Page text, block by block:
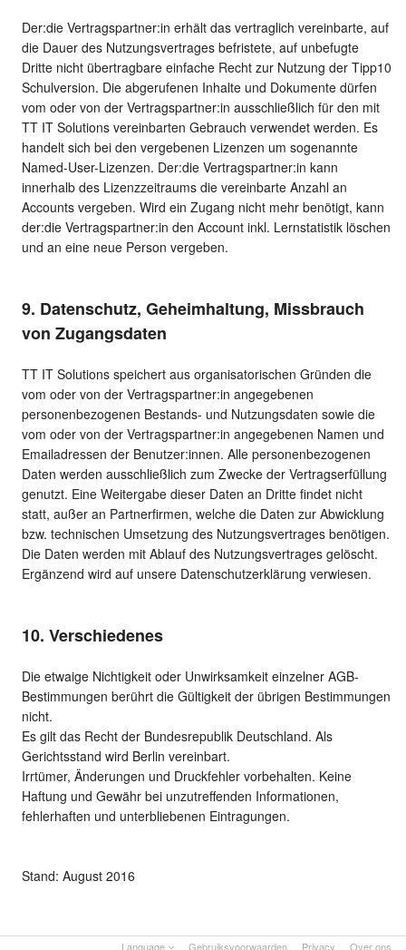
Der:die Vertragspartner:in erhält das vertraglich vereinbarte, auf
die Dauer des Nutzungsvertrages befristete, auf unbefugte
Dritte nicht übertragbare einfache Recht zur Nutzung der Tipp10
Schulversion. Die abgerufenen Inhalte und Dokumente dürfen
vom oder von der Vertragspartner:in ausschließlich für den mit
TT IT Solutions vereinbarten Gebrauch verwendet werden. Es
handelt sich bei den vergebenen Lizenzen um sogenannte
Named-User-Lizenzen. Der:die Vertragspartner:in kann
innerhalb des Lizenzzeitraums die vereinbarte Anzahl an
Accounts vergeben. Wird ein Zugang nicht mehr benötigt, kann
der:die Vertragspartner:in den Account inkl. Lernstatistik löschen
und an eine neue Person vergeben.
9. Datenschutz, Geheimhaltung, Missbrauch
von Zugangsdaten
TT IT Solutions speichert aus organisatorischen Gründen die
vom oder von der Vertragspartner:in angegebenen
personenbezogenen Bestands- und Nutzungsdaten sowie die
vom oder von der Vertragspartner:in angegebenen Namen und
Emailadressen der Benutzer:innen. Alle personenbezogenen
Daten werden ausschließlich zum Zwecke der Vertragserfüllung
genutzt. Eine Weitergabe dieser Daten an Dritte findet nicht
statt, außer an Partnerfirmen, welche die Daten zur Abwicklung
bzw. technischen Umsetzung des Nutzungsvertrages benötigen.
Die Daten werden mit Ablauf des Nutzungsvertrages gelöscht.
Ergänzend wird auf unsere Datenschutzerklärung verwiesen.
10. Verschiedenes
Die etwaige Nichtigkeit oder Unwirksamkeit einzelner AGB-
Bestimmungen berührt die Gültigkeit der übrigen Bestimmungen
nicht.
Es gilt das Recht der Bundesrepublik Deutschland. Als
Gerichtsstand wird Berlin vereinbart.
Irrtümer, Änderungen und Druckfehler vorbehalten. Keine
Haftung und Gewähr bei unzutreffenden Informationen,
fehlerhaften und unterbliebenen Eintragungen.
Stand: August 2016
Language Gebruiksvoorwaarden Privacy Over ons